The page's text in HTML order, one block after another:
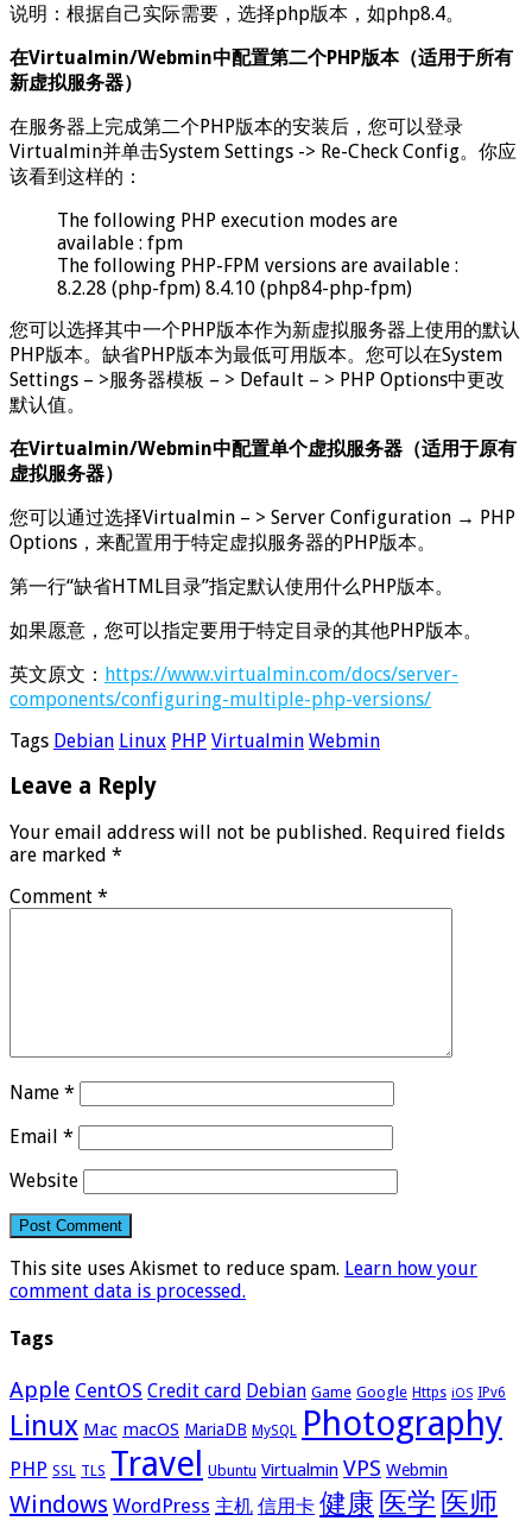
说明：根据自己实际需要，选择php版本，如php8.4。
在Virtualmin/Webmin中配置第二个PHP版本（适用于所有
新虚拟服务器）
在服务器上完成第二个PHP版本的安装后，您可以登录
Virtualmin并单击System Settings -> Re-Check Config。你应
该看到这样的：
The following PHP execution modes are
available : fpm
The following PHP-FPM versions are available :
8.2.28 (php-fpm) 8.4.10 (php84-php-fpm)
您可以选择其中一个PHP版本作为新虚拟服务器上使用的默认
PHP版本。缺省PHP版本为最低可用版本。您可以在System
Settings – >服务器模板 – > Default – > PHP Options中更改
默认值。
在Virtualmin/Webmin中配置单个虚拟服务器（适用于原有
虚拟服务器）
您可以通过选择Virtualmin – > Server Configuration → PHP
Options，来配置用于特定虚拟服务器的PHP版本。
第一行“缺省HTML目录”指定默认使用什么PHP版本。
如果愿意，您可以指定要用于特定目录的其他PHP版本。
英文原文： https://www.virtualmin.com/docs/server-
components/configuring-multiple-php-versions/
Tags Debian Linux PHP Virtualmin Webmin
Leave a Reply
Your email address will not be published. Required fields
are marked *
Comment *
Name *
Email *
Website
This site uses Akismet to reduce spam. Learn how your
comment data is processed.
Tags
Apple CentOS Credit card Debian Game Google Https iOS IPv6
Linux Mac macOS MariaDB MySQL Photography
PHP SSL TLS Travel Ubuntu Virtualmin VPS Webmin
Windows WordPress 主机 信用卡 健康 医学 医师